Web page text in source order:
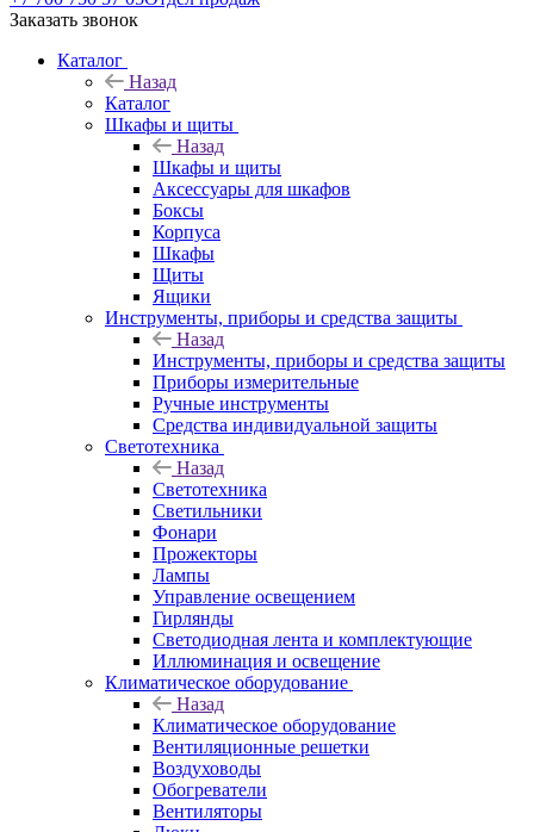
Заказать звонок
Каталог
Назад
Каталог
Шкафы и щиты
Назад
Шкафы и щиты
Аксессуары для шкафов
Боксы
Корпуса
Шкафы
Щиты
Ящики
Инструменты, приборы и средства защиты
Назад
Инструменты, приборы и средства защиты
Приборы измерительные
Ручные инструменты
Средства индивидуальной защиты
Светотехника
Назад
Светотехника
Светильники
Фонари
Прожекторы
Лампы
Управление освещением
Гирлянды
Светодиодная лента и комплектующие
Иллюминация и освещение
Климатическое оборудование
Назад
Климатическое оборудование
Вентиляционные решетки
Воздуховоды
Обогреватели
Вентиляторы